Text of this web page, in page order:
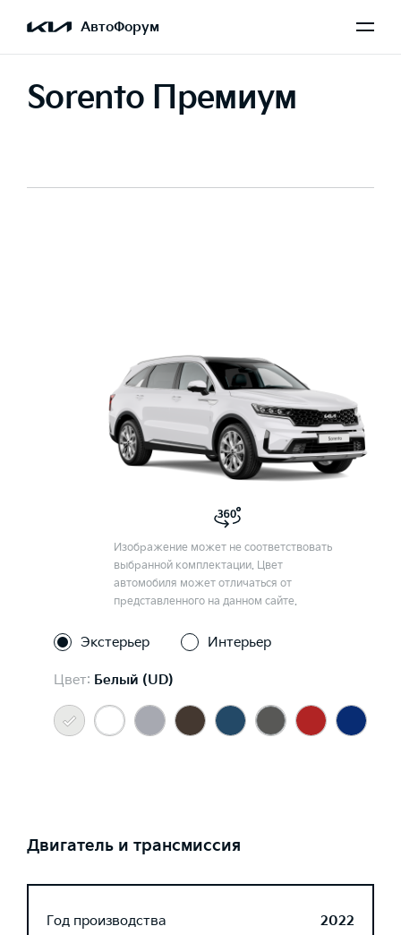
АвтоФорум
Sorento Премиум
Изображение может не соответствовать
выбранной комплектации. Цвет
автомобиля может отличаться от
представленного на данном сайте.
Экстерьер Интерьер
Цвет: Белый (UD)
Двигатель и трансмиссия
Год производства
2022